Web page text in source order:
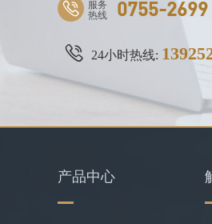
服务
热线 0755-
24小时热线:
产品中心